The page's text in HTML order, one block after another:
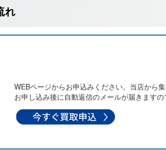
れ
WEBページからお申込みください。当店から集
お申し込み後に自動返信のメールが届きますの